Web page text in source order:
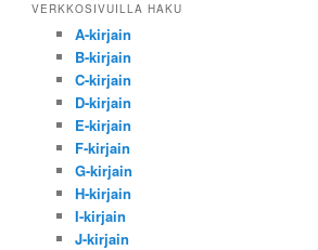
VERKKOSIVUILLA HAKU
A-kirjain
B-kirjain
C-kirjain
D-kirjain
E-kirjain
F-kirjain
G-kirjain
H-kirjain
I-kirjain
J-kirjain